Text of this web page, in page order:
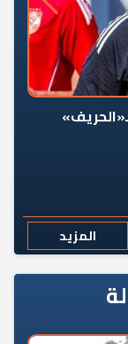
المزيد